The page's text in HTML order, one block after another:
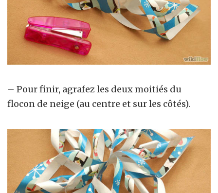
– Pour finir, agrafez les deux moitiés du
flocon de neige (au centre et sur les côtés).